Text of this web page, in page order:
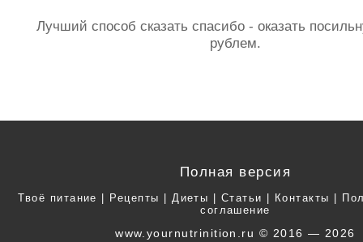
Лучший способ сказать спасибо - оказать
рублем.
Полная версия
Твоё питание | Рецепты | Диеты | Статьи | Контакты |
соглашение
www.yournutrinition.ru © 2016 — 2026